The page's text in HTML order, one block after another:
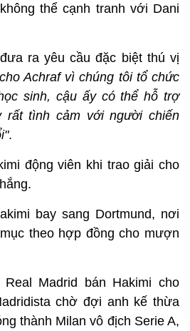
thể cạnh tranh với Dani
ra yêu cầu đặc biệt thú vị
Achraf vì chúng tôi tổ chức
sinh, cậu ấy có thể hỗ trợ
rất tình cảm với người chiến
.
động viên khi trao giải cho
bay sang Dortmund, nơi
theo hợp đồng cho mượn
Madrid bán Hakimi cho
chờ đợi anh kế thừa
thành Milan vô địch Serie A,